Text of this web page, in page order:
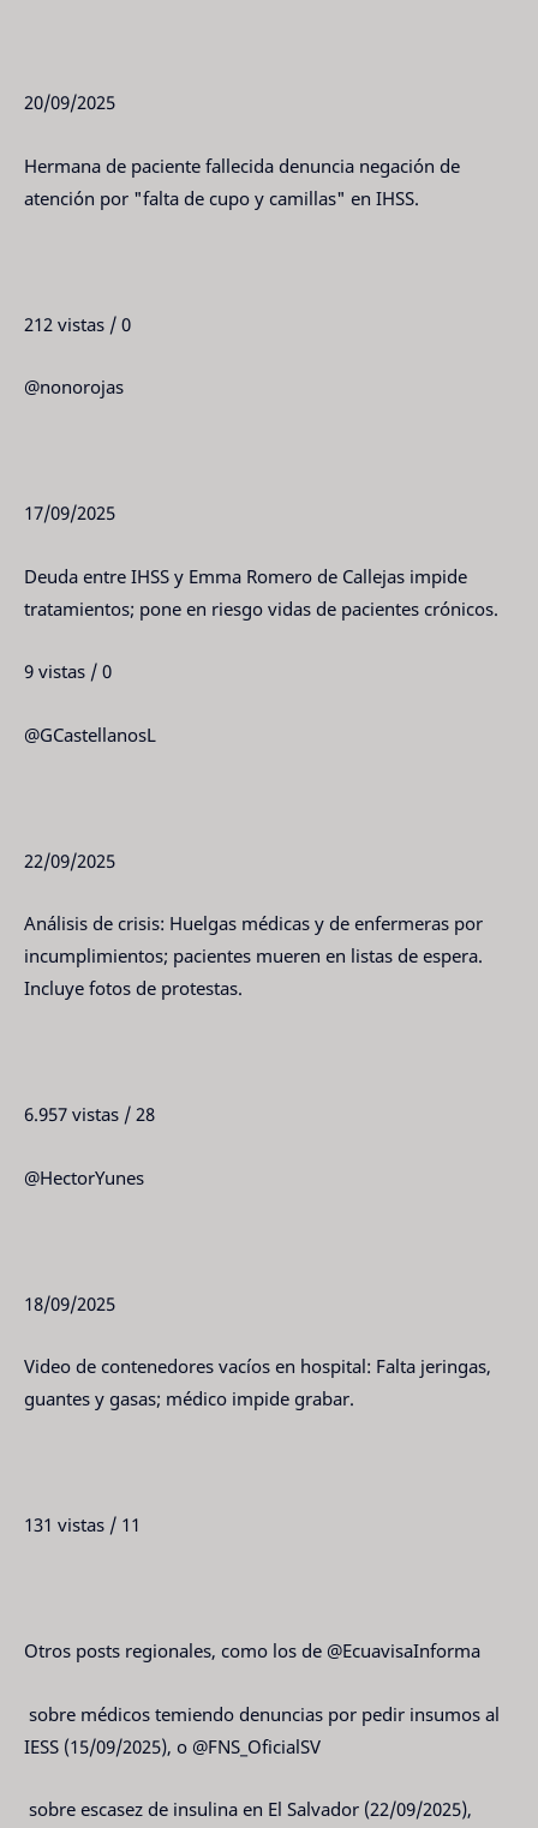
20/09/2025
Hermana de paciente fallecida denuncia negación de
atención por "falta de cupo y camillas" en IHSS.
212 vistas / 0
@nonorojas
17/09/2025
Deuda entre IHSS y Emma Romero de Callejas impide
tratamientos; pone en riesgo vidas de pacientes crónicos.
9 vistas / 0
@GCastellanosL
22/09/2025
Análisis de crisis: Huelgas médicas y de enfermeras por
incumplimientos; pacientes mueren en listas de espera.
Incluye fotos de protestas.
6.957 vistas / 28
@HectorYunes
18/09/2025
Video de contenedores vacíos en hospital: Falta jeringas,
guantes y gasas; médico impide grabar.
131 vistas / 11
Otros posts regionales, como los de @EcuavisaInforma
sobre médicos temiendo denuncias por pedir insumos al
IESS (15/09/2025), o @FNS_OficialSV
sobre escasez de insulina en El Salvador (22/09/2025),